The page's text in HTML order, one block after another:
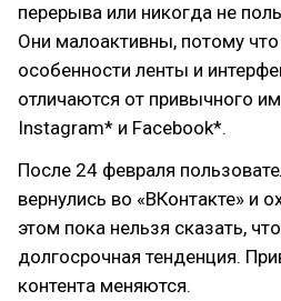
перерыва или никогда не
Они малоактивны, потому что
особенности ленты и
отличаются от привычного
Instagram* и Facebook*.
После 24 февраля
вернулись во «ВКонтакте» и
этом пока нельзя сказать,
долгосрочная тенденция.
контента меняются.